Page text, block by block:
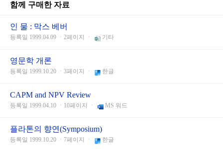
함께 구매한 자료
인 물 : 막스 베버
등록일 1999.04.09 ㆍ2페이지 ㆍ 기타
영문학 개론
등록일 1999.10.20 ㆍ3페이지 ㆍ 한글
CAPM and NPV Review
등록일 1999.04.10 ㆍ10페이지 ㆍ MS 워드
플라톤의 향연(Symposium)
등록일 1999.10.20 ㆍ7페이지 ㆍ 한글